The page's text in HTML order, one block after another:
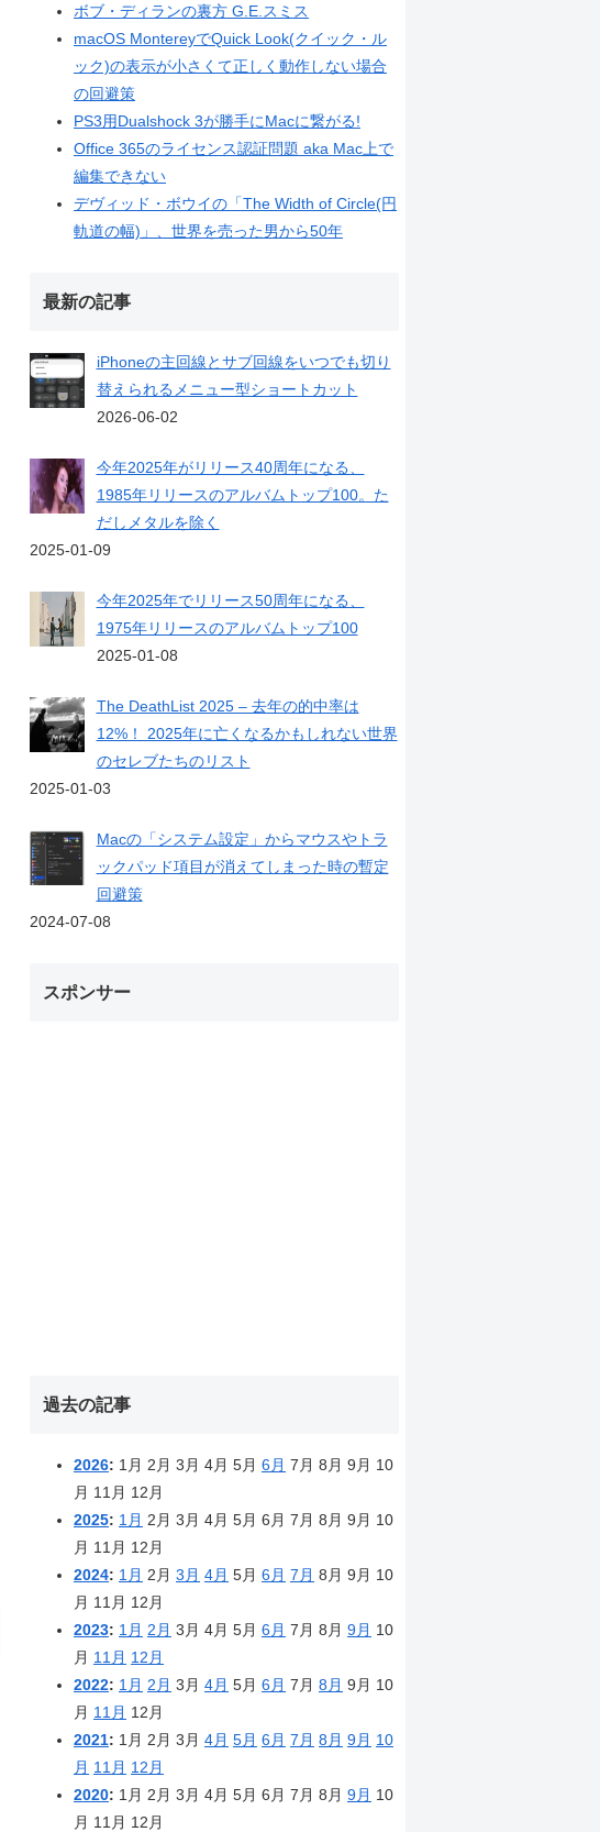
ボブ・ディランの裏方 G.E.スミス
macOS MontereyでQuick Look(クイック・ル
ック)の表示が小さくて正しく動作しない場合
の回避策
PS3用Dualshock 3が勝手にMacに繋がる!
Office 365のライセンス認証問題 aka Mac上で
編集できない
デヴィッド・ボウイの「The Width of Circle(円
軌道の幅)」、世界を売った男から50年
最新の記事
iPhoneの主回線とサブ回線をいつでも切り
替えられるメニュー型ショートカット
2026-06-02
今年2025年がリリース40周年になる、
1985年リリースのアルバムトップ100。た
だしメタルを除く
2025-01-09
今年2025年でリリース50周年になる、
1975年リリースのアルバムトップ100
2025-01-08
The DeathList 2025 – 去年の的中率は
12%！ 2025年に亡くなるかもしれない世界
のセレブたちのリスト
2025-01-03
Macの「システム設定」からマウスやトラ
ックパッド項目が消えてしまった時の暫定
回避策
2024-07-08
スポンサー
過去の記事
2026: 1月 2月 3月 4月 5月 6月 7月 8月 9月 10
月 11月 12月
2025: 1月 2月 3月 4月 5月 6月 7月 8月 9月 10
月 11月 12月
2024: 1月 2月 3月 4月 5月 6月 7月 8月 9月 10
月 11月 12月
2023: 1月 2月 3月 4月 5月 6月 7月 8月 9月 10
月 11月 12月
2022: 1月 2月 3月 4月 5月 6月 7月 8月 9月 10
月 11月 12月
2021: 1月 2月 3月 4月 5月 6月 7月 8月 9月 10
月 11月 12月
2020: 1月 2月 3月 4月 5月 6月 7月 8月 9月 10
月 11月 12月